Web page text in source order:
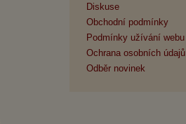
Diskuse
Obchodní podmínky
Podmínky užívání webu
Ochrana osobních údajů
Odběr novinek